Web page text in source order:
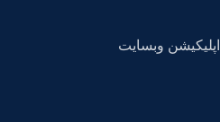
اپلیکیشن وبسایت